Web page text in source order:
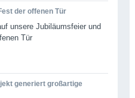
der offenen Tür
unsere Jubiläumsfeier und
Tür
generiert großartige